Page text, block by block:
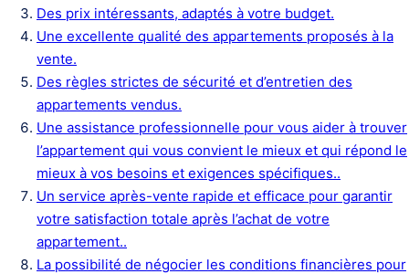
Des prix intéressants, adaptés à votre budget.
Une excellente qualité des appartements proposés à la
vente.
Des règles strictes de sécurité et d’entretien des
appartements vendus.
Une assistance professionnelle pour vous aider à trouver
l’appartement qui vous convient le mieux et qui répond le
mieux à vos besoins et exigences spécifiques..
Un service après-vente rapide et efficace pour garantir
votre satisfaction totale après l’achat de votre
appartement..
La possibilité de négocier les conditions financières pour